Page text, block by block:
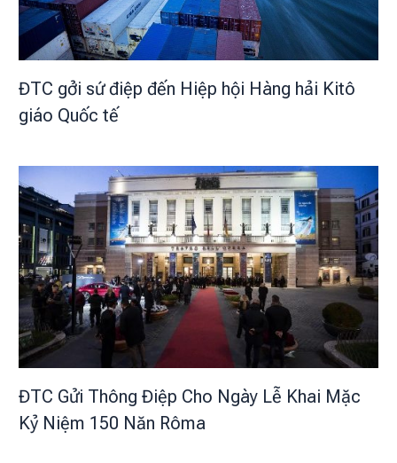
ĐTC gởi sứ điệp đến Hiệp hội Hàng hải Kitô
giáo Quốc tế
ĐTC Gửi Thông Điệp Cho Ngày Lễ Khai Mặc
Kỷ Niệm 150 Năn Rôma